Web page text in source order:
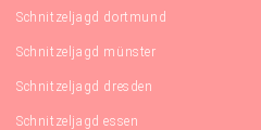
Schnitzeljagd dortmund
Schnitzeljagd münster
Schnitzeljagd dresden
Schnitzeljagd essen